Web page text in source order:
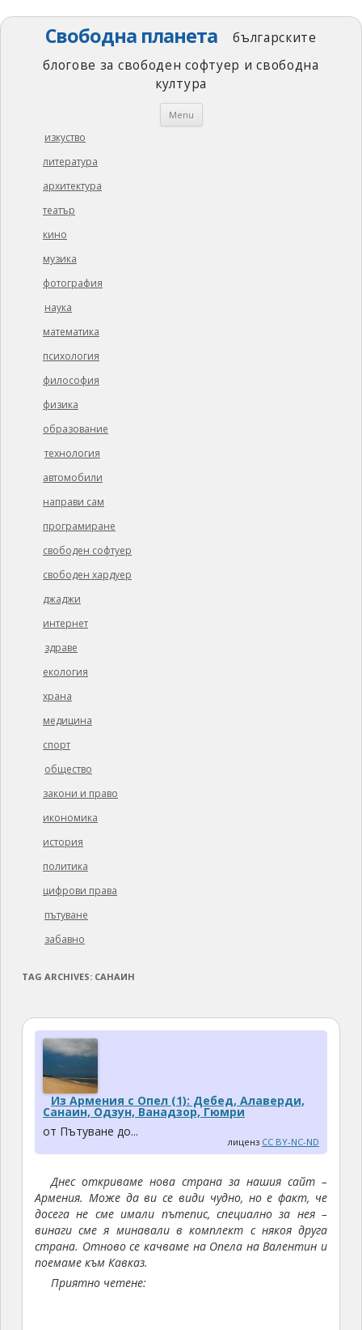
Свободна планета
българските
блогове за свободен софтуер и свободна
култура
Menu Skip
изкуство
литература
архитектура
театър
кино
музика
фотография
наука
математика
психология
философия
физика
образование
технология
автомобили
направи сам
програмиране
свободен софтуер
свободен хардуер
джаджи
интернет
здраве
екология
храна
медицина
спорт
общество
закони и право
икономика
история
политика
цифрови права
пътуване
забавно
TAG ARCHIVES: САНАИН
Из Армения с Опел (1): Дебед, Алаверди,
Санаин, Одзун, Ванадзор, Гюмри
от Пътуване до...
лиценз CC BY-NC-ND
Днес откриваме нова страна за нашия сайт –
Армения. Може да ви се види чудно, но е факт, че
досега не сме имали пътепис, специално за нея –
винаги сме я минавали в комплект с някоя друга
страна. Отново се качваме на Опела на Валентин и
поемаме към Кавказ.
Приятно четене: